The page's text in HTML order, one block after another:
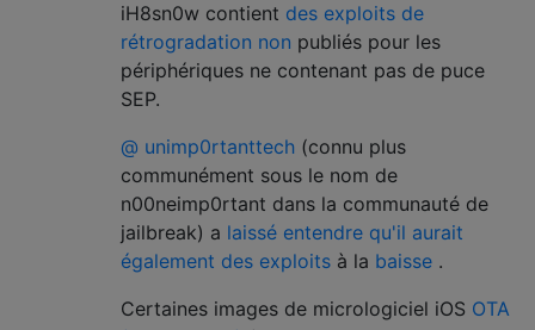
iH8sn0w contient des exploits de
rétrogradation non publiés pour les
périphériques ne contenant pas de puce
SEP.
@ unimp0rtanttech (connu plus
communément sous le nom de
n00neimp0rtant dans la communauté de
jailbreak) a laissé entendre qu'il aurait
également des exploits à la baisse .
Certaines images de micrologiciel iOS OTA